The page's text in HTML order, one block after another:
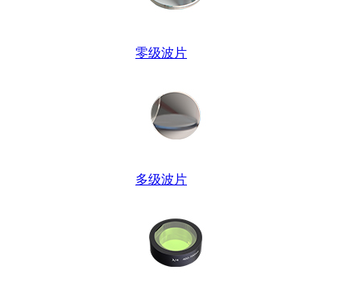
零级波片
多级波片